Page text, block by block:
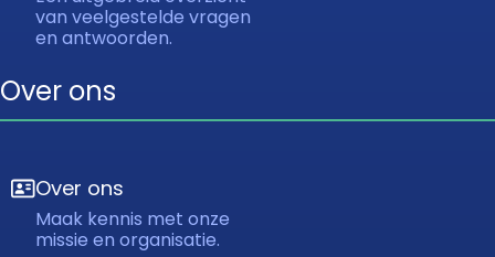
van veelgestelde vragen
en antwoorden.
Over ons
Over ons
Maak kennis met onze
missie en organisatie.